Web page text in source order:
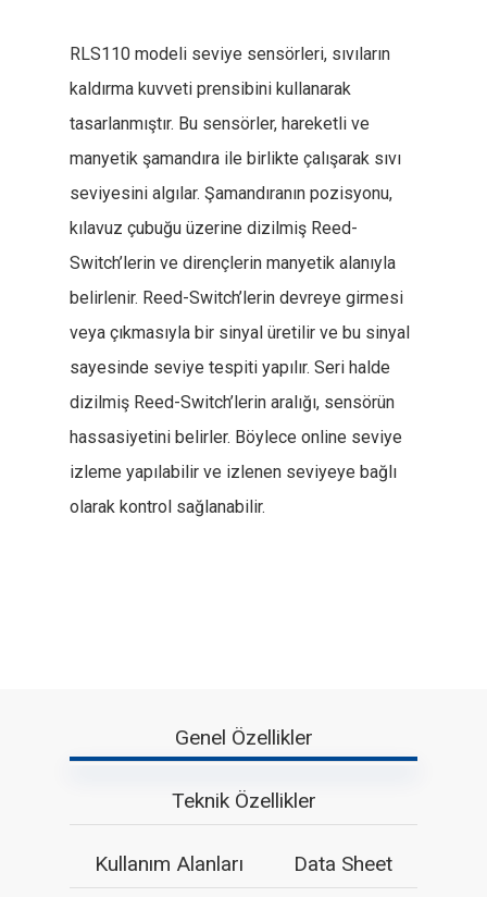
RLS110 modeli seviye sensörleri, sıvıların
kaldırma kuvveti prensibini kullanarak
tasarlanmıştır. Bu sensörler, hareketli ve
manyetik şamandıra ile birlikte çalışarak sıvı
seviyesini algılar. Şamandıranın pozisyonu,
kılavuz çubuğu üzerine dizilmiş Reed-
Switch’lerin ve dirençlerin manyetik alanıyla
belirlenir. Reed-Switch’lerin devreye girmesi
veya çıkmasıyla bir sinyal üretilir ve bu sinyal
sayesinde seviye tespiti yapılır. Seri halde
dizilmiş Reed-Switch’lerin aralığı, sensörün
hassasiyetini belirler. Böylece online seviye
izleme yapılabilir ve izlenen seviyeye bağlı
olarak kontrol sağlanabilir.
Genel Özellikler
Teknik Özellikler
Kullanım Alanları Data Sheet